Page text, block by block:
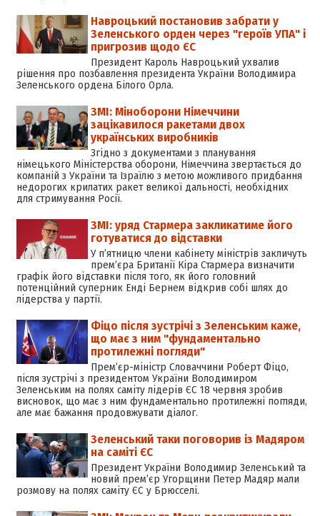
Навроцький постановив забрати у
Зеленського орден через "героїв УПА" і
пригрозив щодо ЄС
Президент Кароль Навроцький ухвалив
рішення про позбавлення президента України Володимира
Зеленського ордена Білого Орла.
ЗМІ: Міноборони Німеччини
зацікавилося ракетами двох
українських виробників
Згідно з документами з планування
німецького Міністерства оборони, Німеччина звертається до
компаній з України та Ізраїлю з метою можливого придбання
недорогих крилатих ракет великої дальності, необхідних
для стримування Росії.
ЗМІ: уряд Стармера закликатиме його
готуватися до відставки
У п’ятницю члени кабінету міністрів закличуть
прем’єра Британії Кіра Стармера визначити
графік його відставки після того, як його головний
потенційний суперник Енді Бернем відкрив собі шлях до
лідерства у партії.
Фіцо після зустрічі з Зеленським каже,
що має з ним "фундаментально
протилежні погляди"
Премʼєр-міністр Словаччини Роберт Фіцо,
після зустрічі з президентом України Володимиром
Зеленським на полях саміту лідерів ЄС 18 червня зробив
висновок, що має з ним фундаментально протилежні погляди,
але має бажання продовжувати діалог.
Зеленський таки поговорив із Мадяром
на саміті ЄС
Президент України Володимир Зеленський та
новий прем’єр Угорщини Петер Мадяр мали
розмову на полях саміту ЄС у Брюсселі.